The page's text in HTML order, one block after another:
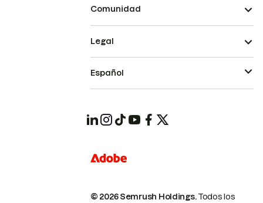
Comunidad
© 2026 Semrush Holdings.Todos los
Legal
Español